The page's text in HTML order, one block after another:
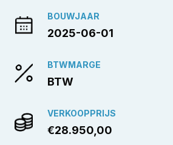
BOUWJAAR
2025-06-01
BTWMARGE
BTW
VERKOOPPRIJS
€28.950,00